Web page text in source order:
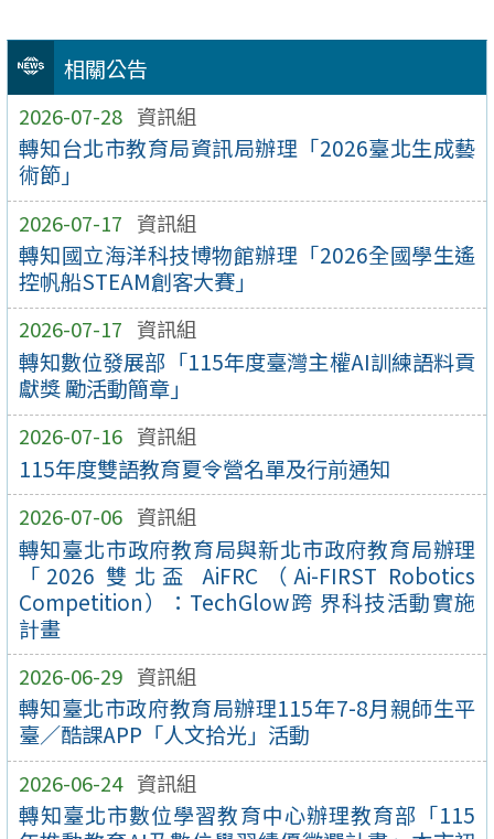
相關公告
2026-07-28 資訊組
轉知台北市教育局資訊局辦理「2026臺北生成藝
術節」
2026-07-17 資訊組
轉知國立海洋科技博物館辦理「2026全國學生遙
控帆船STEAM創客大賽」
2026-07-17 資訊組
轉知數位發展部「115年度臺灣主權AI訓練語料貢
獻獎 勵活動簡章」
2026-07-16 資訊組
115年度雙語教育夏令營名單及行前通知
2026-07-06 資訊組
轉知臺北市政府教育局與新北市政府教育局辦理
「2026 雙北盃 AiFRC（Ai-FIRST Robotics
Competition）：TechGlow跨 界科技活動實施
計畫
2026-06-29 資訊組
轉知臺北市政府教育局辦理115年7-8月親師生平
臺／酷課APP「人文拾光」活動
2026-06-24 資訊組
轉知臺北市數位學習教育中心辦理教育部「115